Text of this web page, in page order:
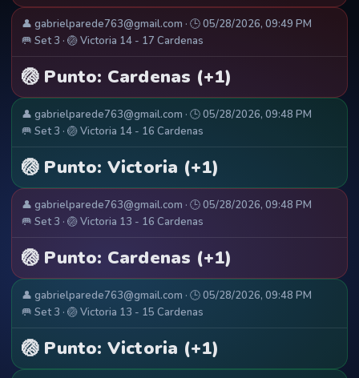
👤 gabrielparede763@gmail.com · 🕒 05/28/2026, 09:49 PM
🥅 Set 3 · 🏐 Victoria 14 - 17 Cardenas
🏐 Punto: Cardenas (+1)
👤 gabrielparede763@gmail.com · 🕒 05/28/2026, 09:48 PM
🥅 Set 3 · 🏐 Victoria 14 - 16 Cardenas
🏐 Punto: Victoria (+1)
👤 gabrielparede763@gmail.com · 🕒 05/28/2026, 09:48 PM
🥅 Set 3 · 🏐 Victoria 13 - 16 Cardenas
🏐 Punto: Cardenas (+1)
👤 gabrielparede763@gmail.com · 🕒 05/28/2026, 09:48 PM
🥅 Set 3 · 🏐 Victoria 13 - 15 Cardenas
🏐 Punto: Victoria (+1)